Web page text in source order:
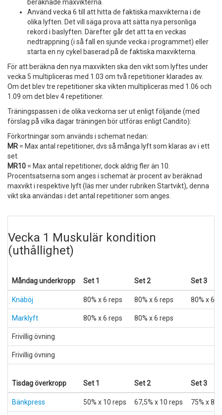
beräknade maxvikterna.
Använd vecka 6 till att hitta de faktiska maxvikterna i de
olika lyften. Det vill säga prova att sätta nya personliga
rekord i baslyften. Därefter går det att ta en veckas
nedtrappning (i så fall en sjunde vecka i programmet) eller
starta en ny cykel baserad på de faktiska maxvikterna.
För att beräkna den nya maxvikten ska den vikt som lyftes under
vecka 5 multipliceras med 1.03 om två repetitioner klarades av.
Om det blev tre repetitioner ska vikten multipliceras med 1.06 och
1.09 om det blev 4 repetitioner.
Träningspassen i de olika veckorna ser ut enligt följande (med
förslag på vilka dagar träningen bör utföras enligt Candito):
Förkortningar som används i schemat nedan:
MR = Max antal repetitioner, dvs så många lyft som klaras av i ett
set.
MR10 = Max antal repetitioner, dock aldrig fler än 10.
Procentsatserna som anges i schemat är procent av beräknad
maxvikt i respektive lyft (läs mer under rubriken Startvikt), denna
vikt ska användas i det antal repetitioner som anges.
Vecka 1 Muskulär kondition
(uthållighet)
Måndag underkropp Set 1 Set 2 Set 3
Knäböj 80% x 6 reps 80% x 6 reps 80% x 6
Marklyft 80% x 6 reps 80% x 6 reps
Frivillig övning
Frivillig övning
Tisdag överkropp Set 1 Set 2 Set 3
Bänkpress 50% x 10 reps 67,5% x 10 reps 75% x 8